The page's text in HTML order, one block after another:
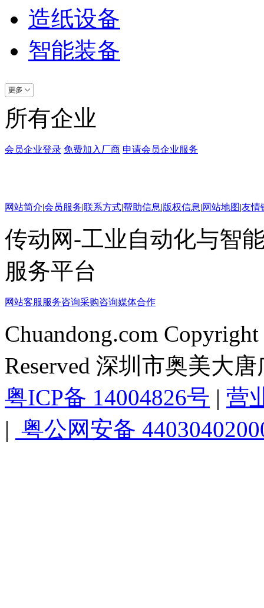
造纸设备
智能装备
所有企业
会员企业登录 免费加入厂商 申请会员企业服务
网站简介|会员服务|联系方式|帮助信息|版权信息|网站地图|友情
传动网-工业自动化与智
服务平台
网站客服 服务咨询采购咨询媒体合作
Chuandong.com
Reserved 深圳市奥美大
粤ICP备 14004826号 | 营
| 粤公网安备